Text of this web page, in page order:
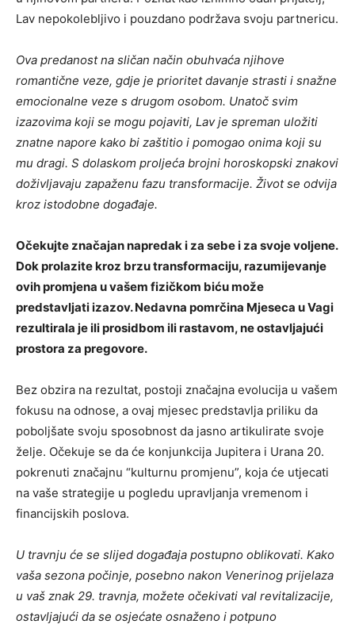
Lav nepokolebljivo i pouzdano podržava svoju partnericu.
Ova predanost na sličan način obuhvaća njihove
romantične veze, gdje je prioritet davanje strasti i snažne
emocionalne veze s drugom osobom. Unatoč svim
izazovima koji se mogu pojaviti, Lav je spreman uložiti
znatne napore kako bi zaštitio i pomogao onima koji su
mu dragi. S dolaskom proljeća brojni horoskopski znakovi
doživljavaju zapaženu fazu transformacije. Život se odvija
kroz istodobne događaje.
Očekujte značajan napredak i za sebe i za svoje voljene.
Dok prolazite kroz brzu transformaciju, razumijevanje
ovih promjena u vašem fizičkom biću može
predstavljati izazov. Nedavna pomrčina Mjeseca u Vagi
rezultirala je ili prosidbom ili rastavom, ne ostavljajući
prostora za pregovore.
Bez obzira na rezultat, postoji značajna evolucija u vašem
fokusu na odnose, a ovaj mjesec predstavlja priliku da
poboljšate svoju sposobnost da jasno artikulirate svoje
želje. Očekuje se da će konjunkcija Jupitera i Urana 20.
pokrenuti značajnu “kulturnu promjenu”, koja će utjecati
na vaše strategije u pogledu upravljanja vremenom i
financijskih poslova.
U travnju će se slijed događaja postupno oblikovati. Kako
vaša sezona počinje, posebno nakon Venerinog prijelaza
u vaš znak 29. travnja, možete očekivati ​​val revitalizacije,
ostavljajući da se osjećate osnaženo i potpuno